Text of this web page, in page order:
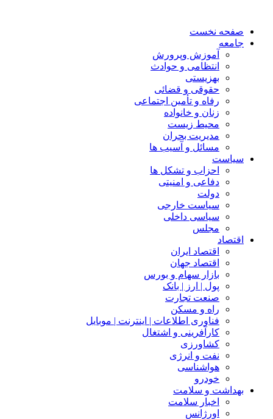
صفحه نخست
جامعه
آموزش وپرورش
انتظامی و حوادث
بهزیستی
حقوقی و قضائی
رفاه و تأمین اجتماعی
زنان و خانواده
محیط زیست
مدیریت بحران
مسائل و آسیب ها
سیاست
احزاب و تشکل ها
دفاعی و امنیتی
دولت
سیاست خارجی
سیاسی داخلی
مجلس
اقتصاد
اقتصاد ایران
اقتصاد جهان
بازار سهام و بورس
پول | ارز | بانک
صنعت تجارت
راه و مسکن
فناوری اطلاعات | اینترنت | موبایل
کارآفرینی و اشتغال
کشاورزی
نفت و انرژی
هواشناسی
خودرو
بهداشت و سلامت
اخبار سلامت
اورژانس